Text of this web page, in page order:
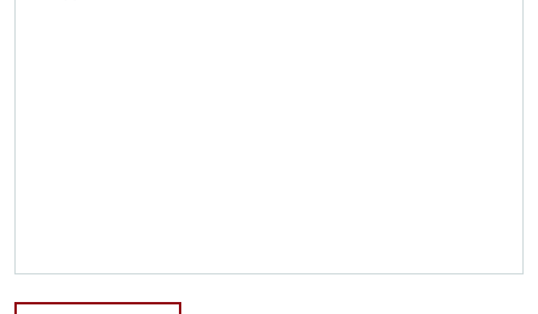
Пульмонологія